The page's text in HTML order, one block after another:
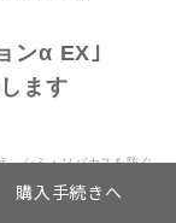
購入手続きへ
ンα EX｣
ます
、シミ・ソバカスを防ぐ